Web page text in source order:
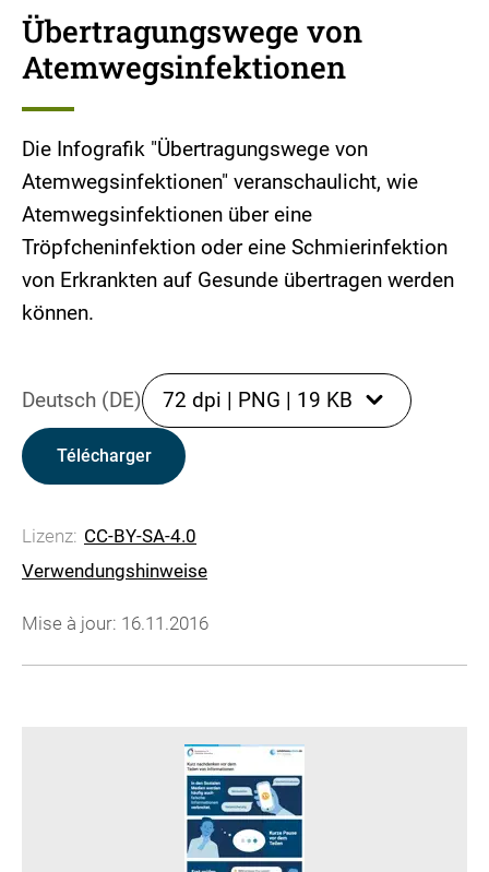
Übertragungswege von
Atemwegsinfektionen
Die Infografik "Übertragungswege von
Atemwegsinfektionen" veranschaulicht, wie
Atemwegsinfektionen über eine
Tröpfcheninfektion oder eine Schmierinfektion
von Erkrankten auf Gesunde übertragen werden
können.
Deutsch (DE) 72 dpi | PNG | 19 KB
Télécharger
Lizenz: CC-BY-SA-4.0
Verwendungshinweise
Mise à jour: 16.11.2016